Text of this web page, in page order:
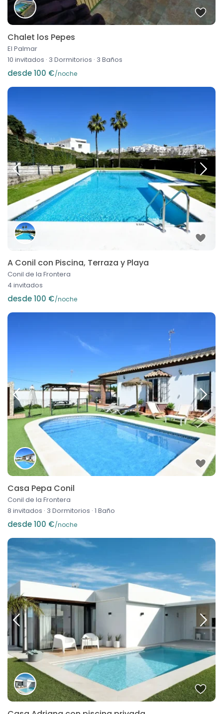
Chalet los Pepes
El Palmar
10 invitados · 3 Dormitorios · 3 Baños
desde 100 €/noche
A Conil con Piscina, Terraza y Playa
Conil de la Frontera
4 invitados
desde 100 €/noche
Casa Pepa Conil
Conil de la Frontera
8 invitados · 3 Dormitorios · 1 Baño
desde 100 €/noche